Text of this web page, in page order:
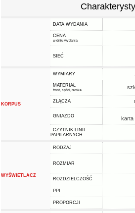
DATA WYDANIA
CENA
w dniu wydania
SIEĆ
KORPUS
WYMIARY
MATERIAŁ
front, spód, ramka
ZŁĄCZA
GNIAZDO
karta
CZYTNIK LINII
PAPILARNYCH
WYŚWIETLACZ
RODZAJ
ROZMIAR
ROZDZIELCZOŚĆ
PPI
PROPORCJI